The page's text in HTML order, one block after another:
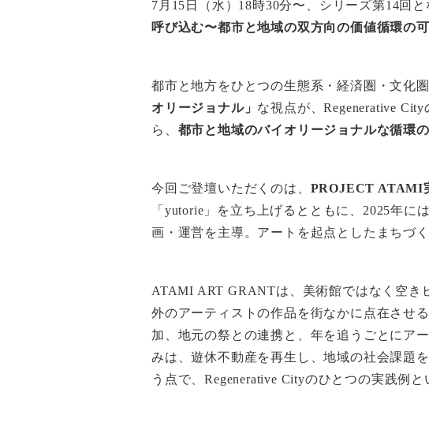
7月15日（水）18時30分〜、シリーズ第14回
呼び込む〜都市と地域の双方向の価値循環の可
都市と地方をひとつの生態系・経済圏・文化
オリージョナル」 な視点が、Regenerative
ら、 都市と地域のバイオリージョナルな循環
今回ご登壇いただくのは、 PROJECT ATAMI
「yutorie」を立ち上げるとともに、2025年
画・運営を主導。アートを起点としたまちづ
ATAMI ART GRANTは、美術館ではなく空き
外のアーティストの作品を街なかに点在させ
加、地元の祭との連携と、年を追うごとにア
みは、遊休不動産を再生し、地域の社会課題
う点で、Regenerative Cityのひとつの実践例